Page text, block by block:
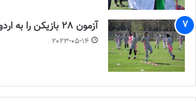
آزمون 28 بازیکن را به اردو فرا خواند
2023-05-14